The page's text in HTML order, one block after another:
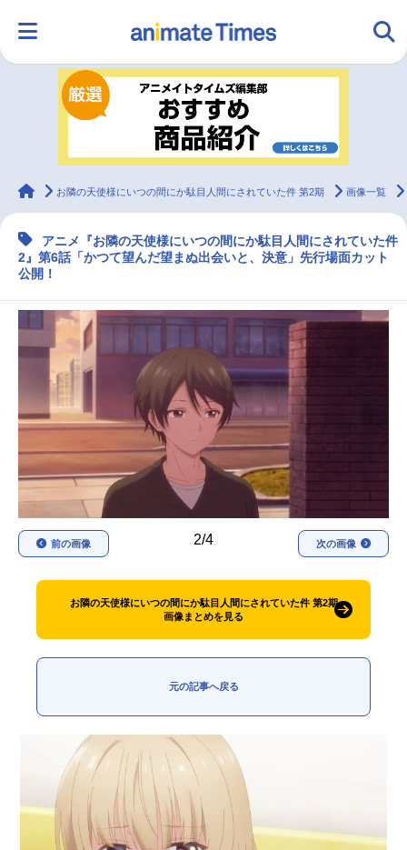
ランキング アニメ
ラジオ
マンガ・ラノベ ゲーム・アプリ 音楽 コスプレ
2.5次元 配信・Vtuber 無料マンガ
最新記事一覧
アニメ記事一覧 声優記事一覧
実写化映画一覧
今期アニメ曜日別一覧
春アニメ 夏アニメ
秋アニメ
男性声優/女性声優一覧
animateTimes
お隣の天使様にいつの間にか駄目人間にされていた件 第2期 画像一覧
アニメ『お隣の天使様にいつの間にか駄目人間にされていた件
2』第6話「かつて望んだ望まぬ出会いと、決意」先行場面カット
公開！
2/4
前の画像 次の画像
お隣の天使様にいつの間にか駄目人間にされていた件 第2期
画像まとめを見る
元の記事へ戻る